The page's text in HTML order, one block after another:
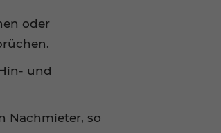
oder
und
Nachmieter, so